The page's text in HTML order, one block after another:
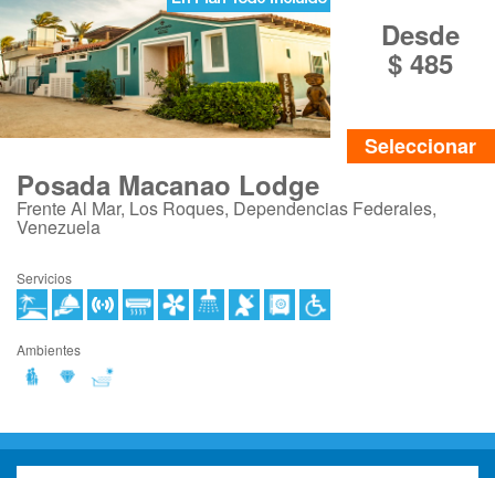
Desde
$ 485
Seleccionar
Posada Macanao Lodge
Frente Al Mar, Los Roques, Dependencias Federales,
Venezuela
Servicios
Ambientes